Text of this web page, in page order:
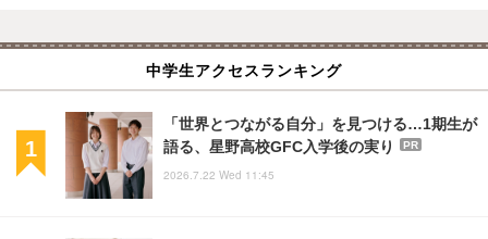
中学生アクセスランキング
「世界とつながる自分」を見つける…1期生が
語る、星野高校GFC入学後の実り
PR
2026.7.22 Wed 11:45